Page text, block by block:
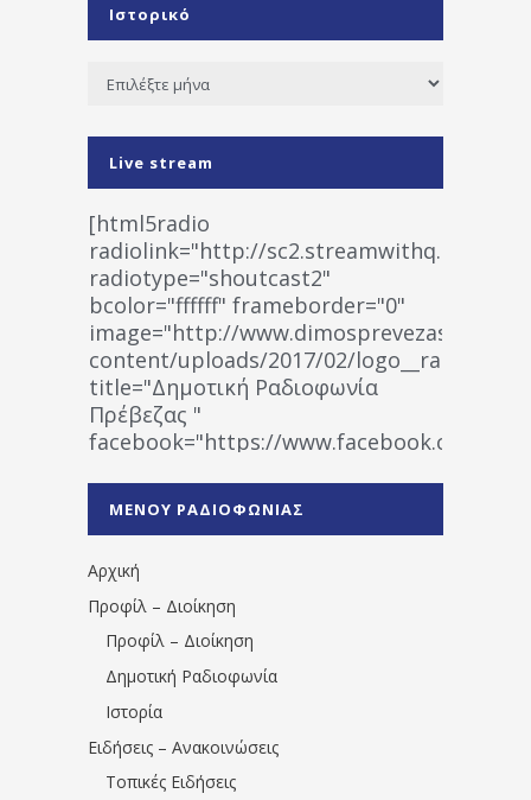
Ιστορικό
Ιστορικό
Live stream
[html5radio
radiolink="http://
radiotype="shoutcast2"
bcolor="ffffff" frameborder="0"
image="http://www.dimosprevezas.gr/wp-
content/uploads/2017/02/
title="Δημοτική Ραδιοφωνία
Πρέβεζας "
facebook="https://www.facebook.com/
1531194763766854/" artist="" ]
ΜΕΝΟΥ ΡΑΔΙΟΦΩΝΙΑΣ
Αρχική
Προφίλ – Διοίκηση
Προφίλ – Διοίκηση
Δημοτική Ραδιοφωνία
Ιστορία
Ειδήσεις – Ανακοινώσεις
Τοπικές Ειδήσεις